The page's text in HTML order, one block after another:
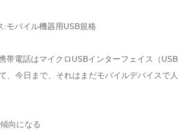
:モバイル機器用USB規格
帯電話はマイクロUSBインターフェイス（USB
、今日まで、それはまだモバイルデバイスで人
向になる